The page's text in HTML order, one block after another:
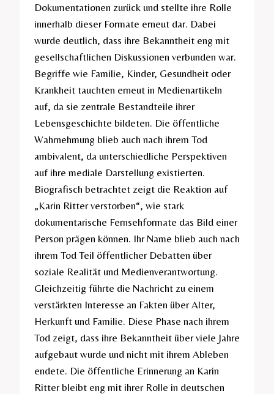
Dokumentationen zurück und stellte ihre Rolle
innerhalb dieser Formate erneut dar. Dabei
wurde deutlich, dass ihre Bekanntheit eng mit
gesellschaftlichen Diskussionen verbunden war.
Begriffe wie Familie, Kinder, Gesundheit oder
Krankheit tauchten erneut in Medienartikeln
auf, da sie zentrale Bestandteile ihrer
Lebensgeschichte bildeten. Die öffentliche
Wahrnehmung blieb auch nach ihrem Tod
ambivalent, da unterschiedliche Perspektiven
auf ihre mediale Darstellung existierten.
Biografisch betrachtet zeigt die Reaktion auf
„Karin Ritter verstorben“, wie stark
dokumentarische Fernsehformate das Bild einer
Person prägen können. Ihr Name blieb auch nach
ihrem Tod Teil öffentlicher Debatten über
soziale Realität und Medienverantwortung.
Gleichzeitig führte die Nachricht zu einem
verstärkten Interesse an Fakten über Alter,
Herkunft und Familie. Diese Phase nach ihrem
Tod zeigt, dass ihre Bekanntheit über viele Jahre
aufgebaut wurde und nicht mit ihrem Ableben
endete. Die öffentliche Erinnerung an Karin
Ritter bleibt eng mit ihrer Rolle in deutschen